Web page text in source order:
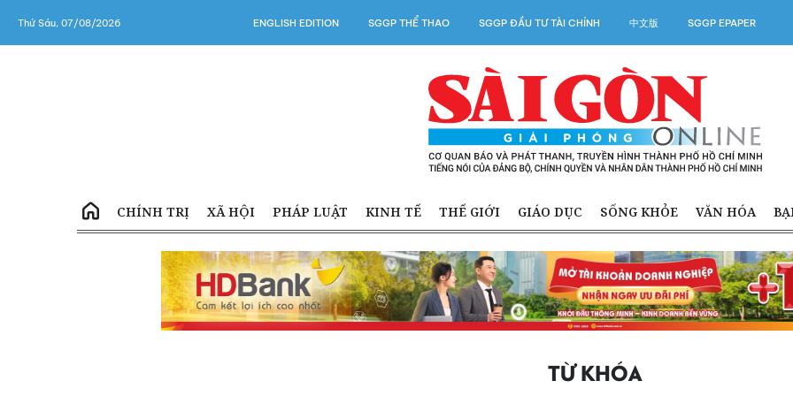
Thứ Sáu, 07/08/2026 ENGLISH EDITION SGGP THỂ THAO SGGP ĐẦU TƯ TÀI CHÍNH 中文版 SGGP EPAPER
CHÍNH TRỊ XÃ HỘI PHÁP LUẬT KINH TẾ THẾ GIỚI GIÁO DỤC SỐNG KHỎE VĂN HÓA
TỪ KHÓA